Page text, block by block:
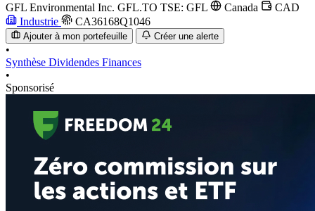
GFL Environmental Inc. GFL.TO TSE: GFL Canada
CAD
Industrie
CA36168Q1046
Ajouter à mon portefeuille Créer une alerte
•
Synthèse Dividendes Finances
•
Sponsorisé